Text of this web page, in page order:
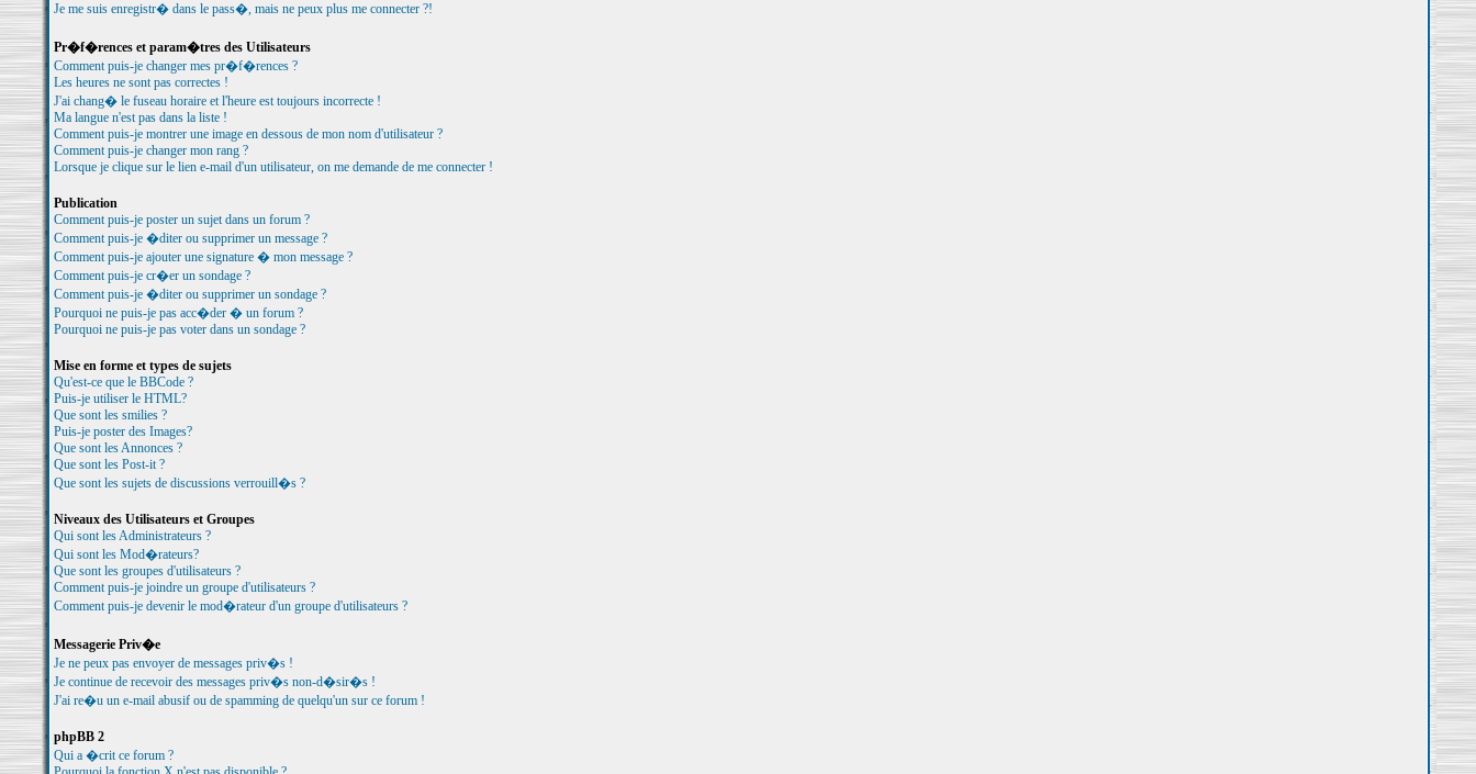
Je me suis enregistr� dans le pass�, mais ne peux plus me connecter ?!
Pr�f�rences et param�tres des Utilisateurs
Comment puis-je changer mes pr�f�rences ?
Les heures ne sont pas correctes !
J'ai chang� le fuseau horaire et l'heure est toujours incorrecte !
Ma langue n'est pas dans la liste !
Comment puis-je montrer une image en dessous de mon nom d'utilisateur ?
Comment puis-je changer mon rang ?
Lorsque je clique sur le lien e-mail d'un utilisateur, on me demande de me connecter !
Publication
Comment puis-je poster un sujet dans un forum ?
Comment puis-je �diter ou supprimer un message ?
Comment puis-je ajouter une signature � mon message ?
Comment puis-je cr�er un sondage ?
Comment puis-je �diter ou supprimer un sondage ?
Pourquoi ne puis-je pas acc�der � un forum ?
Pourquoi ne puis-je pas voter dans un sondage ?
Mise en forme et types de sujets
Qu'est-ce que le BBCode ?
Puis-je utiliser le HTML?
Que sont les smilies ?
Puis-je poster des Images?
Que sont les Annonces ?
Que sont les Post-it ?
Que sont les sujets de discussions verrouill�s ?
Niveaux des Utilisateurs et Groupes
Qui sont les Administrateurs ?
Qui sont les Mod�rateurs?
Que sont les groupes d'utilisateurs ?
Comment puis-je joindre un groupe d'utilisateurs ?
Comment puis-je devenir le mod�rateur d'un groupe d'utilisateurs ?
Messagerie Priv�e
Je ne peux pas envoyer de messages priv�s !
Je continue de recevoir des messages priv�s non-d�sir�s !
J'ai re�u un e-mail abusif ou de spamming de quelqu'un sur ce forum !
phpBB 2
Qui a �crit ce forum ?